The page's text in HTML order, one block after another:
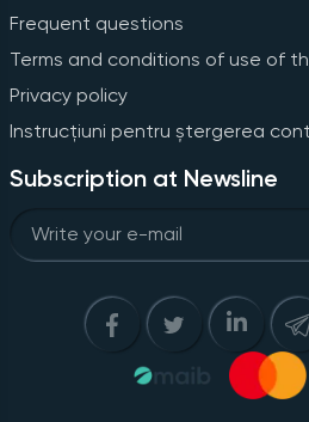
Frequent questions
Terms and conditions of use of
Privacy policy
Instrucțiuni pentru ștergerea
Subscription at Newsline